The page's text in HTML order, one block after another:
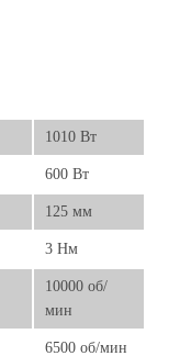
1010 Вт
600 Вт
125 мм
3 Нм
10000 об/
мин
6500 об/мин